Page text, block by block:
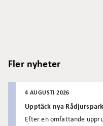
Fler nyheter
4 AUGUSTI 2026
Upptäck nya
Efter en omfattande